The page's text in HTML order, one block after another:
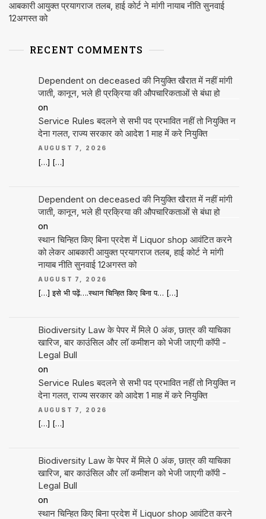
आबकारी आयुक्त प्रयागराज तलब, हाई कोर्ट ने मांगी नायाब नीति सुनवाई
12अगस्त को
RECENT COMMENTS
Dependent on deceased की नियुक्ति खैरात में नहीं मांगी
जाती, कानून, भले ही प्रक्रिया की औपचारिकताओं से बंधा हो
on
Service Rules बदलने से सभी पद प्रभावित नहीं तो नियुक्ति न
देना गलत, राज्य सरकार को आदेश 1 माह में करे नियुक्ति
AUGUST 7, 2026
[…] […]
Dependent on deceased की नियुक्ति खैरात में नहीं मांगी
जाती, कानून, भले ही प्रक्रिया की औपचारिकताओं से बंधा हो
on
स्थान चिन्हित किए बिना प्रदेश में Liquor shop आवंटित करने
को लेकर आबकारी आयुक्त प्रयागराज तलब, हाई कोर्ट ने मांगी
नायाब नीति सुनवाई 12अगस्त को
AUGUST 7, 2026
[…] इसे भी पढ़ें….स्थान चिन्हित किए बिना प… […]
Biodiversity Law के पेपर में मिले 0 अंक, छात्र की याचिका
खारिज, बार काउंसिल और लॉ कमीशन को भेजी जाएगी कॉपी -
Legal Bull
on
Service Rules बदलने से सभी पद प्रभावित नहीं तो नियुक्ति न
देना गलत, राज्य सरकार को आदेश 1 माह में करे नियुक्ति
AUGUST 7, 2026
[…] […]
Biodiversity Law के पेपर में मिले 0 अंक, छात्र की याचिका
खारिज, बार काउंसिल और लॉ कमीशन को भेजी जाएगी कॉपी -
Legal Bull
on
स्थान चिन्हित किए बिना प्रदेश में Liquor shop आवंटित करने